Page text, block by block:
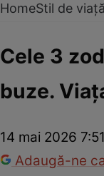
HomeStil de viață
Cele 3
buze.
14 mai 2026 7:51
Adaugă-ne